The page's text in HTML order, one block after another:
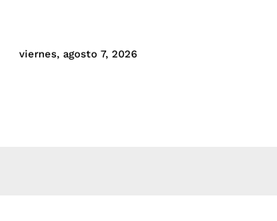
viernes, agosto 7, 2026